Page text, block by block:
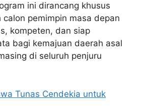
ini dirancang khusus
calon pemimpin masa depan
kompeten, dan siap
bagi kemajuan daerah asal
di seluruh penjuru
Tunas Cendekia untuk